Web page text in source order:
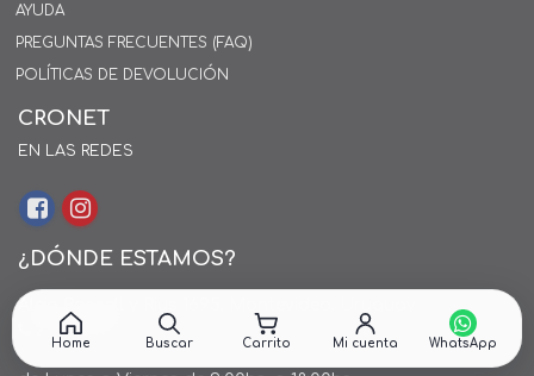
AYUDA
PREGUNTAS FRECUENTES (FAQ)
POLÍTICAS DE DEVOLUCIÓN
CRONET
EN LAS REDES
¿DÓNDE ESTAMOS?
Alejo Rossell y Rius 1695, Montevideo, Uruguay
26 242424*
Home Buscar Carrito Mi cuenta